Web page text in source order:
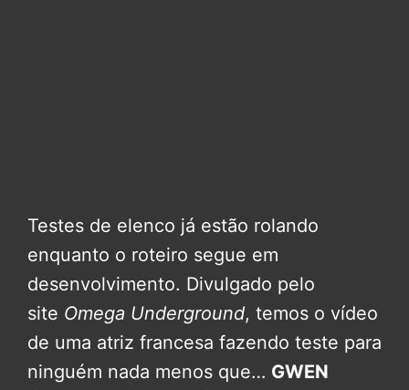
Testes de elenco já estão rolando
enquanto o roteiro segue em
desenvolvimento. Divulgado pelo
site Omega Underground, temos o vídeo
de uma atriz francesa fazendo teste para
ninguém nada menos que… GWEN